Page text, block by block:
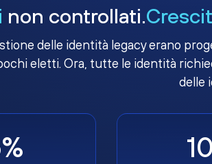
non controllati.
delle identità legacy erano
eletti. Ora, tutte le identità
delle